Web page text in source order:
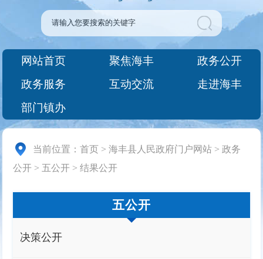
网站首页 聚焦海丰
政务公开
政务服务
互动交流
走进海丰
部门镇办
当前位置：首页 >海丰县人民政府门户网站 >政务
公开 > 五公开 >结果公开
五公开
决策公开